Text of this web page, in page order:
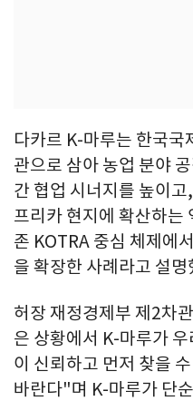
다카르 K-마루는 한국국
관으로 삼아 농업 분야
간 협업 시너지를 높이
프리카 현지에 확산하는
존 KOTRA 중심 체제에
을 확장한 사례라고 설명
허장 재정경제부 제2차
은 상황에서 K-마루가
이 신뢰하고 먼저 찾을
바란다"며 K-마루가 단